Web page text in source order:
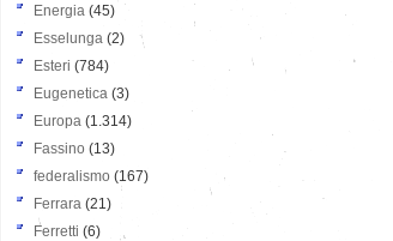
Energia (45)
Esselunga (2)
Esteri (784)
Eugenetica (3)
Europa (1.314)
Fassino (13)
federalismo (167)
Ferrara (21)
Ferretti (6)